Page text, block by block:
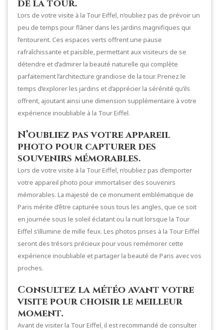
de la tour.
Lors de votre visite à la Tour Eiffel, n’oubliez pas de prévoir un
peu de temps pour flâner dans les jardins magnifiques qui
l’entourent. Ces espaces verts offrent une pause
rafraîchissante et paisible, permettant aux visiteurs de se
détendre et d’admirer la beauté naturelle qui complète
parfaitement l’architecture grandiose de la tour. Prenez le
temps d’explorer les jardins et d’apprécier la sérénité qu’ils
offrent, ajoutant ainsi une dimension supplémentaire à votre
expérience inoubliable à la Tour Eiffel.
N’oubliez pas votre appareil
photo pour capturer des
souvenirs mémorables.
Lors de votre visite à la Tour Eiffel, n’oubliez pas d’emporter
votre appareil photo pour immortaliser des souvenirs
mémorables. La majesté de ce monument emblématique de
Paris mérite d’être capturée sous tous les angles, que ce soit
en journée sous le soleil éclatant ou la nuit lorsque la Tour
Eiffel s’illumine de mille feux. Les photos prises à la Tour Eiffel
seront des trésors précieux pour vous remémorer cette
expérience inoubliable et partager la beauté de Paris avec vos
proches.
Consultez la météo avant votre
visite pour choisir le meilleur
moment.
Avant de visiter la Tour Eiffel, il est recommandé de consulter